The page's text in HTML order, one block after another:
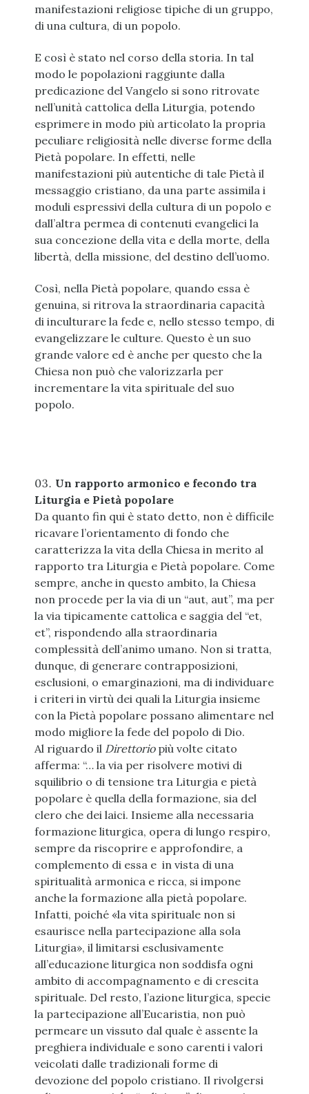
manifestazioni religiose tipiche di un gruppo,
di una cultura, di un popolo.
E così è stato nel corso della storia. In tal
modo le popolazioni raggiunte dalla
predicazione del Vangelo si sono ritrovate
nell’unità cattolica della Liturgia, potendo
esprimere in modo più articolato la propria
peculiare religiosità nelle diverse forme della
Pietà popolare. In effetti, nelle
manifestazioni più autentiche di tale Pietà il
messaggio cristiano, da una parte assimila i
moduli espressivi della cultura di un popolo e
dall’altra permea di contenuti evangelici la
sua concezione della vita e della morte, della
libertà, della missione, del destino dell’uomo.
Così, nella Pietà popolare, quando essa è
genuina, si ritrova la straordinaria capacità
di inculturare la fede e, nello stesso tempo, di
evangelizzare le culture. Questo è un suo
grande valore ed è anche per questo che la
Chiesa non può che valorizzarla per
incrementare la vita spirituale del suo
popolo.
Un rapporto armonico e fecondo tra
Liturgia e Pietà popolare
Da quanto fin qui è stato detto, non è difficile
ricavare l’orientamento di fondo che
caratterizza la vita della Chiesa in merito al
rapporto tra Liturgia e Pietà popolare. Come
sempre, anche in questo ambito, la Chiesa
non procede per la via di un “aut, aut”, ma per
la via tipicamente cattolica e saggia del “et,
et”, rispondendo alla straordinaria
complessità dell’animo umano. Non si tratta,
dunque, di generare contrapposizioni,
esclusioni, o emarginazioni, ma di individuare
i criteri in virtù dei quali la Liturgia insieme
con la Pietà popolare possano alimentare nel
modo migliore la fede del popolo di Dio.
Al riguardo il Direttoriopiù volte citato
afferma: “… la via per risolvere motivi di
squilibrio o di tensione tra Liturgia e pietà
popolare è quella della formazione, sia del
clero che dei laici. Insieme alla necessaria
formazione liturgica, opera di lungo respiro,
sempre da riscoprire e approfondire, a
complemento di essa e in vista di una
spiritualità armonica e ricca, si impone
anche la formazione alla pietà popolare.
Infatti, poiché «la vita spirituale non si
esaurisce nella partecipazione alla sola
Liturgia», il limitarsi esclusivamente
all’educazione liturgica non soddisfa ogni
ambito di accompagnamento e di crescita
spirituale. Del resto, l’azione liturgica, specie
la partecipazione all’Eucaristia, non può
permeare un vissuto dal quale è assente la
preghiera individuale e sono carenti i valori
veicolati dalle tradizionali forme di
devozione del popolo cristiano. Il rivolgersi